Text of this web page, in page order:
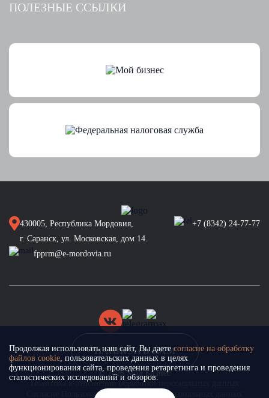
Продолжая использовать наш сайт, Вы даетесогласие на обработку
файлов cookie, пользовательских данных в целях
функционирования сайта, проведения ретаргетинга и проведения
статистических исследований и обзоров.
ПОЛЕЗНЫЕ ССЫЛКИ
430005, Республика Мордовия,
г. Саранск, ул. Московская, дом 14.
+7 (8342) 24-77-77
fpprm@e-mordovia.ru
© 2026 Мой Бизнес
Политика в отношении обработки персональных данных
Согласие Пользователя на обработку персональных данных
НАПИСАТЬ НАМ